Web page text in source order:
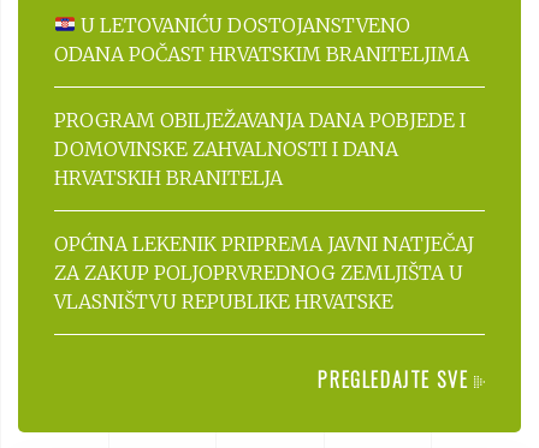
U LETOVANIĆU DOSTOJANSTVENO
ODANA POČAST HRVATSKIM BRANITELJIMA
PROGRAM OBILJEŽAVANJA DANA POBJEDE I
DOMOVINSKE ZAHVALNOSTI I DANA
HRVATSKIH BRANITELJA
OPĆINA LEKENIK PRIPREMA JAVNI NATJEČAJ
ZA ZAKUP POLJOPRVREDNOG ZEMLJIŠTA U
VLASNIŠTVU REPUBLIKE HRVATSKE
PREGLEDAJTE SVE